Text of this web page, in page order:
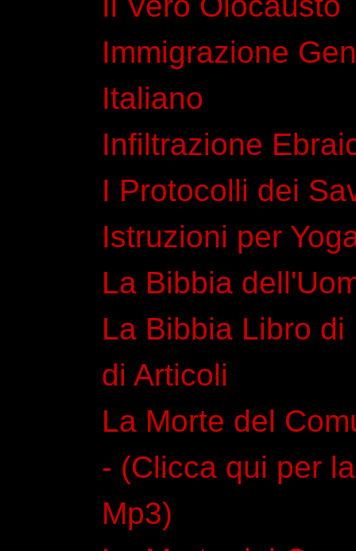
Immigrazione
Italiano
Infiltrazione
I Protocolli dei
Istruzioni per
La Bibbia
La Bibbia Libro
di Articoli
La Morte del
- (Clicca qui per
Mp3)